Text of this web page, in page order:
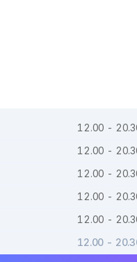
12.00 -
12.00 -
12.00 -
12.00 -
12.00 -
12.00 -